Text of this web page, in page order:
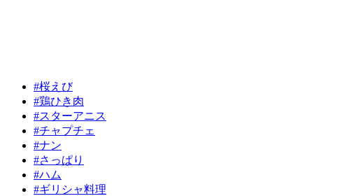
#桜えび
#鶏ひき肉
#スターアニス
#チャプチェ
#ナン
#さっぱり
#ハム
#ギリシャ料理